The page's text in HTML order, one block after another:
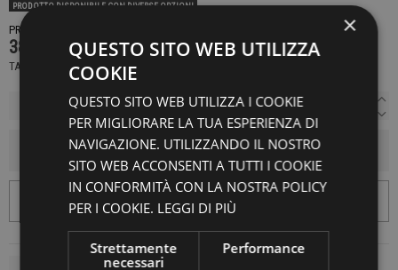
PRODOTTO DISPONIBILE CON DIVERSE OPZIONI
PRODOTTO NON DISPONIBILE CONTATTACI PER SAPERE DI PIÙ
389,00 €
TASSE INCLUSE
AGGIUNGI AL CARRELLO
×
QUESTO SITO WEB UTILIZZA
COOKIE
QUESTO SITO WEB UTILIZZA I COOKIE
PER MIGLIORARE LA TUA ESPERIENZA DI
NAVIGAZIONE. UTILIZZANDO IL NOSTRO
SITO WEB ACCONSENTI A TUTTI I COOKIE
IN CONFORMITÀ CON LA NOSTRA POLICY
PER I COOKIE. LEGGI DI PIÙ
Strettamente
necessari
Performance